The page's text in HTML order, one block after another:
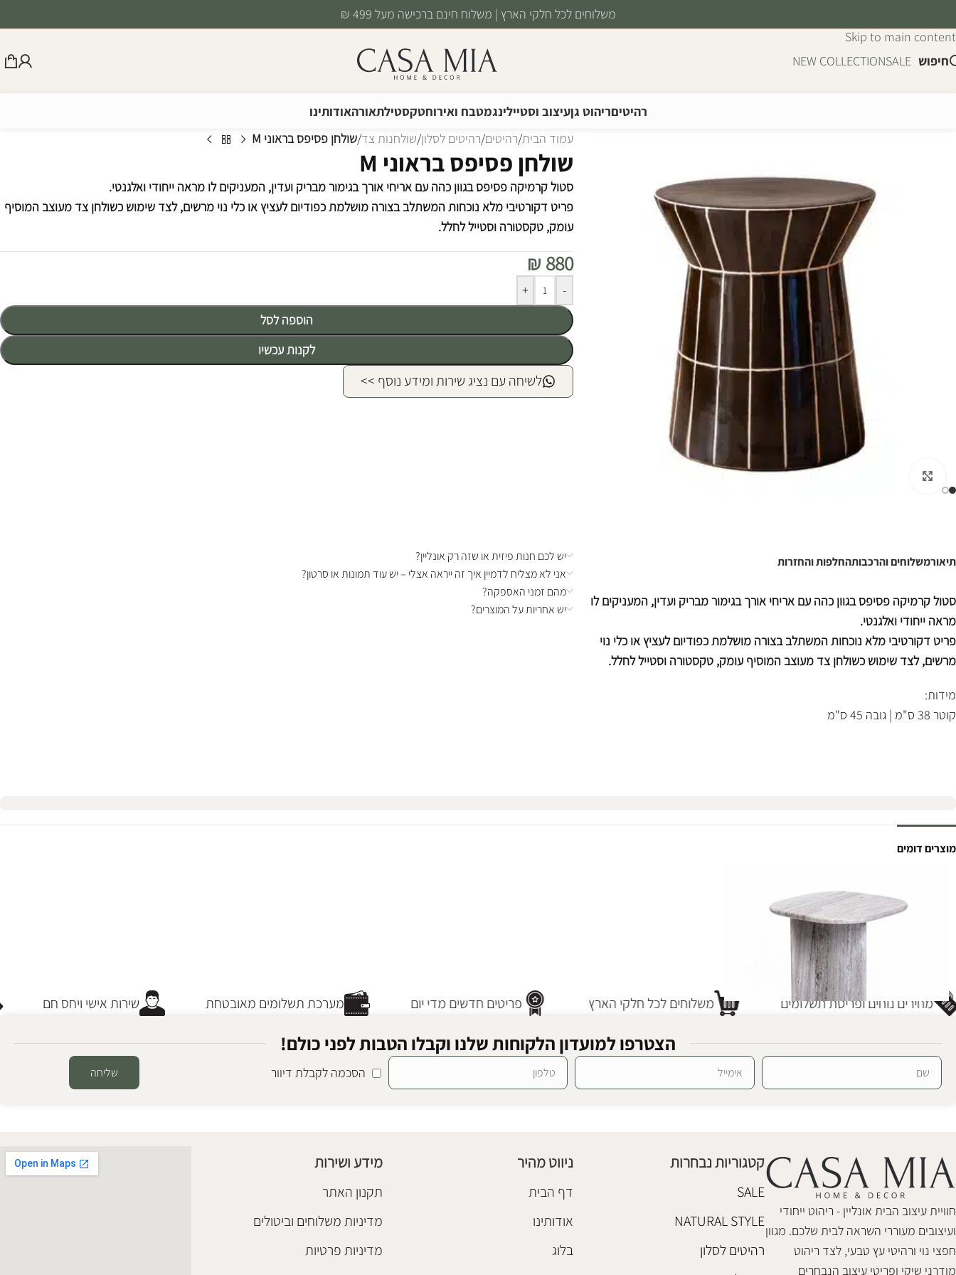
Skip to main content
משלוחים לכל חלקי הארץ | משלוח חינם ברכישה מעל 499 ₪
חיפוש SALE
NEW COLLECTION
רהיטיםריהוט גןעיצוב וסטיילינגמטבח ואירוחטקסטילתאורהאודותינו
עמוד הבית/רהיטים/רהיטים לסלון/שולחנות צד/שולחן פסיפס בראוני M
שולחן פסיפס בראוני M
סטול קרמיקה פסיפס בגוון כהה עם אריחי אורך בגימור מבריק ועדין, המעניקים לו מראה ייחודי ואלגנטי.
פריט דקורטיבי מלא נוכחות המשתלב בצורה מושלמת כפודיום לעציץ או כלי נוי מרשים, לצד שימוש כשולחן צד מעוצב המוסיף
עומק, טקסטורה וסטייל לחלל.
₪ 880
-
+
הוספה לסל
לקנות עכשיו
Alternative:
לשיחה עם נציג שירות ומידע נוסף >>
תיאורמשלוחים והרכבותהחלפות והחזרות
סטול קרמיקה פסיפס בגוון כהה עם אריחי אורך בגימור מבריק ועדין, המעניקים לו
מראה ייחודי ואלגנטי.
פריט דקורטיבי מלא נוכחות המשתלב בצורה מושלמת כפודיום לעציץ או כלי נוי
מרשים, לצד שימוש כשולחן צד מעוצב המוסיף עומק, טקסטורה וסטייל לחלל.
מידות:
קוטר 38 ס"מ | גובה 45 ס"מ
יש לכם חנות פיזית או שזה רק אונליין?
אני לא מצליח לדמיין איך זה ייראה אצלי – יש עוד תמונות או סרטון?
מהם זמני האספקה?
יש אחריות על המוצרים?
מוצרים דומים
SALE
₪2,680
1,100
הוספה לסל
שירות אישי ויחס חם מערכת תשלומים מאובטחת פריטים חדשים מדי יום משלוחים לכל חלקי הארץ מחירים נוחים ופריסת תשלומים
הצטרפו למועדון הלקוחות שלנו וקבלו הטבות לפני כולם!
הסכמה לקבלת דיוור שליחה
חוויית עיצוב הבית אונליין - ריהוט ייחודי
ועיצובים מעוררי השראה לבית שלכם. מגוון
חפצי נוי ורהיטי עץ טבעי, לצד ריהוט
מודרני שיקי ופריטי עיצוב הנבחרים
קטגוריות נבחרות
SALE
NATURAL STYLE
רהיטים לסלון
ניווט מהיר
דף הבית
אודותינו
בלוג
מידע ושירות
תקנון האתר
מדיניות משלוחים וביטולים
מדיניות פרטיות